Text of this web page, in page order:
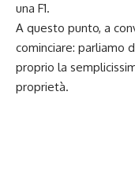
una F1.
A questo punto, a
cominciare: parliamo
proprio la
proprietà.